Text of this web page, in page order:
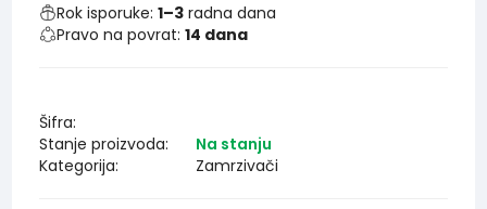
Rok isporuke:1–3 radna dana
Pravo na povrat:14 dana
Šifra:
Stanje proizvoda:
Na stanju
Kategorija:
Zamrzivači